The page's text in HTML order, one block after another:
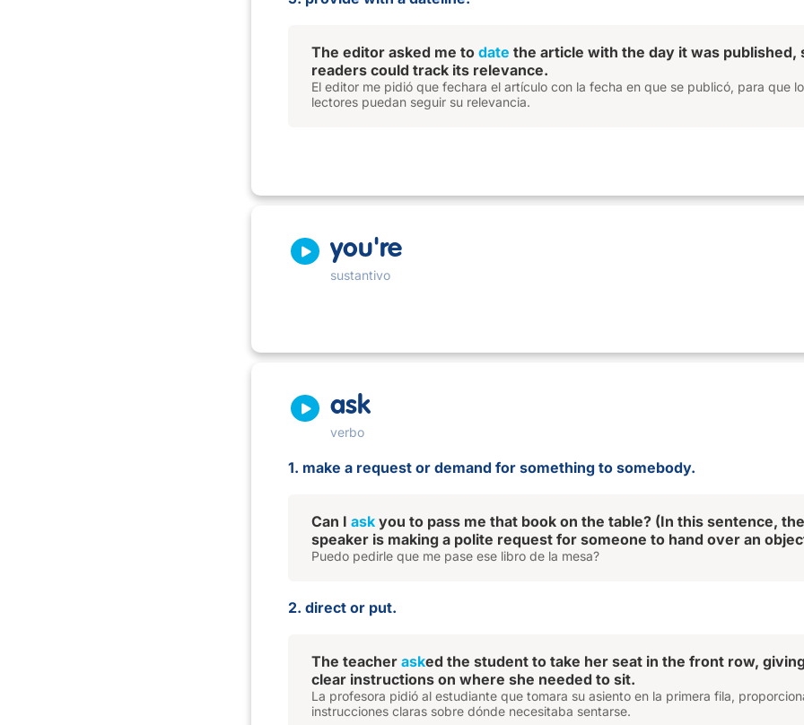
The editor asked me to date the article with the day it was published,
readers could track its relevance.
El editor me pidió que fechara el artículo con la fecha en que se publicó, para que
lectores puedan seguir su relevancia.
you're
sustantivo
ask
verbo
1. make a request or demand for something to somebody.
Can I ask you to pass me that book on the table? (In this sentence, the
speaker is making a polite request for someone to hand over an
Puedo pedirle que me pase ese libro de la mesa?
2. direct or put.
The teacher asked the student to take her seat in the front row, giving
clear instructions on where she needed to sit.
La profesora pidió al estudiante que tomara su asiento en la primera fila,
instrucciones claras sobre dónde necesitaba sentarse.